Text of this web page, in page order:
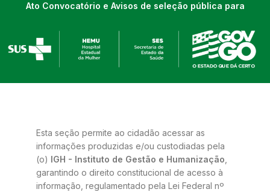
Ato Convocatório e Avisos de seleção pública para
resultados
Esta seção permite ao cidadão acessar as
informações produzidas e/ou custodiadas pela
(o) IGH - Instituto de Gestão e Humanização
garantindo o direito constitucional de acesso à
informação, regulamentado pela Lei Federal nº